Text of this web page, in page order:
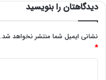
دیدگاهتان را بنویسید
نشانی ایمیل شما منتشر نخواهد شد.
*